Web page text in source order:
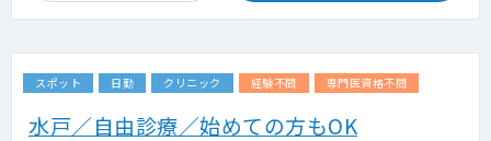
スポット 日勤 クリニック 経験不問 専門医資格不問
水戸／自由診療／始めての方もOK